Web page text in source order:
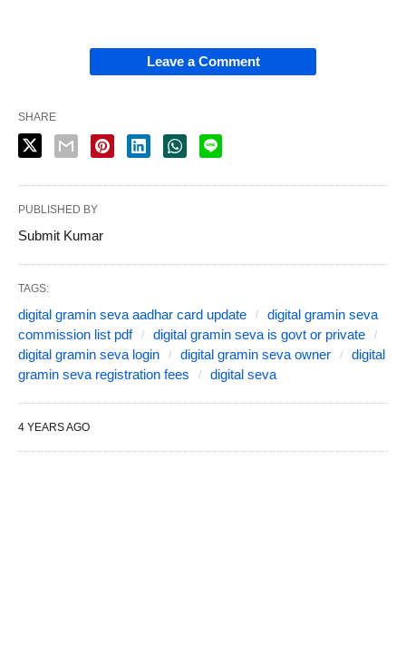
Leave a Comment
SHARE
PUBLISHED BY
Submit Kumar
TAGS:
digital gramin seva aadhar card update
digital gramin seva
commission list pdf
digital gramin seva is govt or private
digital gramin seva login
digital gramin seva owner
digital
gramin seva registration fees
digital seva
4 YEARS AGO